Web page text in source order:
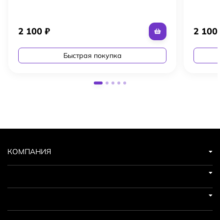
2 100₽
Быстрая покупка
2 100
КОМПАНИЯ